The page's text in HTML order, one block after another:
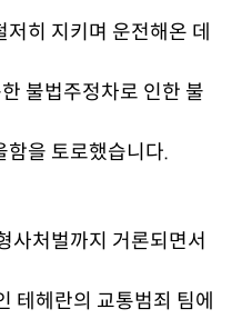
히 지키며 운전해온 데
불법주정차로 인한 불
함을 토로했습니다.
사처벌까지 거론되면서
테헤란의 교통범죄 팀에